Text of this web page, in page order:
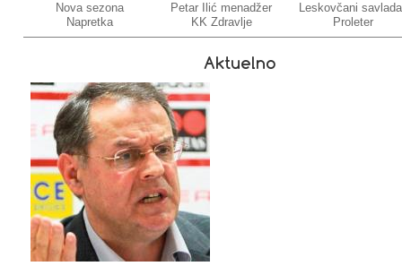
Nova sezona
Napretka
Petar Ilić menadžer
KK Zdravlje
Leskovčani
Proleter
Aktuelno